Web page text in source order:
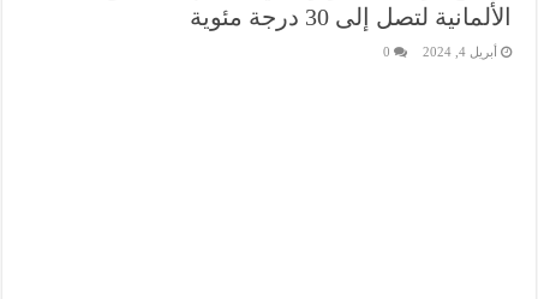
الألمانية لتصل إلى 30 درجة مئوية
أبريل 4, 2024 0